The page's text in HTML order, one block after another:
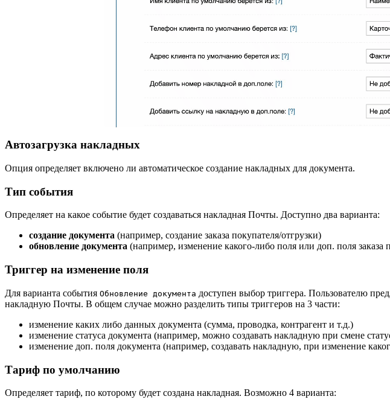
Автозагрузка накладных
Опция определяет включено ли автоматическое создание накладных для документа.
Тип события
Определяет на какое событие будет создаваться накладная Почты. Доступно два варианта:
создание документа (например, создание заказа покупателя/отгрузки)
обновление документа (например, изменение какого-либо поля или доп. поля заказа
Триггер на изменение поля
Для варианта события Обновление документа доступен выбор триггера. Пользователю
накладную Почты. В общем случае можно разделить типы триггеров на 3 части:
изменение каких либо данных документа (сумма, проводка, контрагент и т.д.)
изменение статуса документа (например, можно создавать накладную при смене
изменение доп. поля документа (например, создавать накладную, при изменение
Тариф по умолчанию
Определяет тариф, по которому будет создана накладная. Возможно 4 варианта: